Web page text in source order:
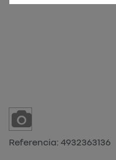
Referencia: 4932363136